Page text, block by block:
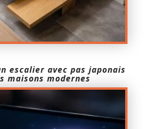
escalier avec pas japonais
maisons modernes